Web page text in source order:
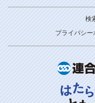
検
プライバシー